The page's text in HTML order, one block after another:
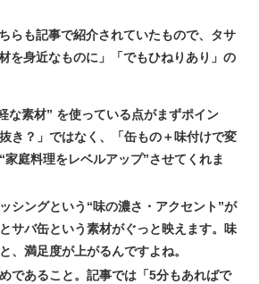
らも記事で紹介されていたもので、タサ
を身近なものに」「でもひねりあり」の
な素材” を使っている点がまずポイン
き？」ではなく、「缶もの＋味付けで変
家庭料理をレベルアップ”させてくれま
シングという“味の濃さ・アクセント”が
サバ缶という素材がぐっと映えます。味
、満足度が上がるんですよね。
であること。記事では「5分もあればで